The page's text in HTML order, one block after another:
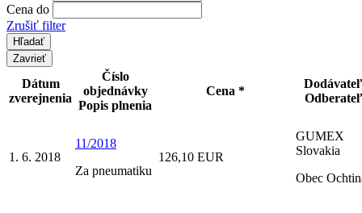
Cena do
Zrušiť filter
Zavrieť
Dátum
zverejnenia
Číslo
objednávky
Popis plnenia
Cena *
Dodávateľ
Odberateľ
1. 6. 2018
11/2018
Za pneumatiku
126,10 EUR
GUMEX
Slovakia
Obec